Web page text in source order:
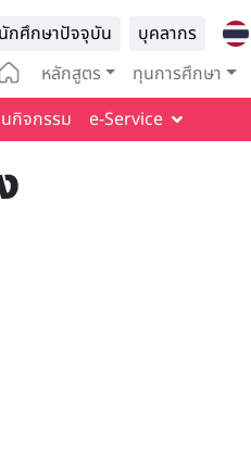
Infomation for
นักศึกษาปัจจุบัน บุคลากร
หลักสูตร ทุนการศึกษา
กิจกรรม e-Service